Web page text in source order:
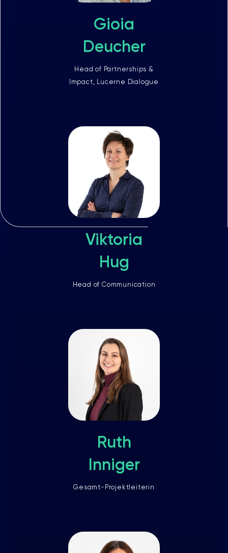
Gioia
Deucher
Head of Partnerships &
Impact, Lucerne Dialogue
Viktoria
Hug
Head of Communication
Ruth
Inniger
Gesamt-Projektleiterin